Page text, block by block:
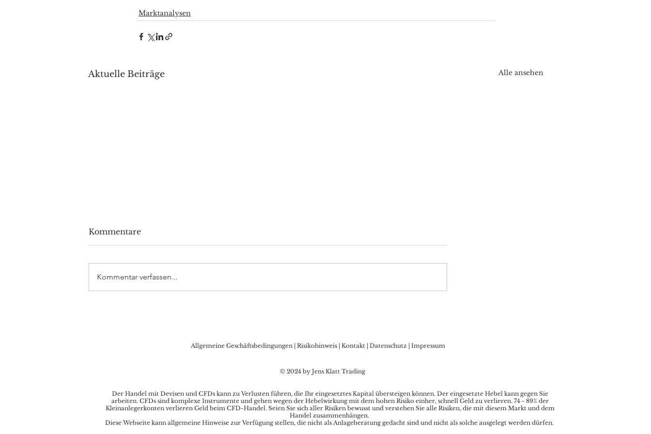
Marktanalysen
Aktuelle Beiträge Alle ansehen
Kommentare
Kommentar verfassen...
Allgemeine Geschäftsbedingungen | Risikohinweis | Kontakt | Datenschutz | Impressum
© 2024 by Jens Klatt Trading
Der Handel mit Devisen und CFDs kann zu Verlusten führen, die Ihr eingesetztes Kapital übersteigen können. Der eingesetzte Hebel kann gegen Sie
arbeiten. CFDs sind komplexe Instrumente und gehen wegen der Hebelwirkung mit dem hohen Risiko einher, schnell Geld zu verlieren. 74 - 89% der
Kleinanlegerkonten verlieren Geld beim CFD-Handel. Seien Sie sich aller Risiken bewusst und verstehen Sie alle Risiken, die mit diesem Markt und dem
Handel zusammenhängen.
Diese Webseite kann allgemeine Hinweise zur Verfügung stellen, die nicht als Anlageberatung gedacht sind und nicht als solche ausgelegt werden dürfen.